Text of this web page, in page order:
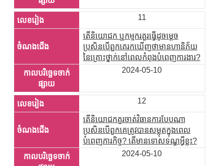
11
តើនិយោជក ឬកម្មករគួរធ្វើដូចម្តេច
ប្រសិនបើពួកគេរកឃើញថាមានហានិភ័យ
នៃគ្រោះថ្នាក់នៅពេលកំពុងបំពេញការងារ?
2024-05-10
12
តើនិយោជកគួរចាត់វិធានការបែបណា
ប្រសិនបើពួកគេត្រូវបានសម្លុតក្នុងពេល
បំពេញភារកិច្ច? តើមានទោសទណ្ឌអ្វីខ្លះ?
2024-05-10